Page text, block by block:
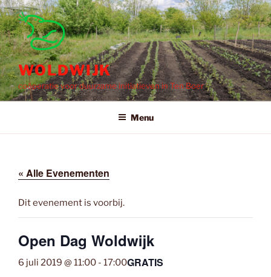
Ga
naar
de
inhoud
WOLDWIJK
coöperatie voor duurzame initiatieven in Ten Boer
Menu
« Alle Evenementen
Dit evenement is voorbij.
Open Dag Woldwijk
6 juli 2019 @ 11:00 - 17:00GRATIS